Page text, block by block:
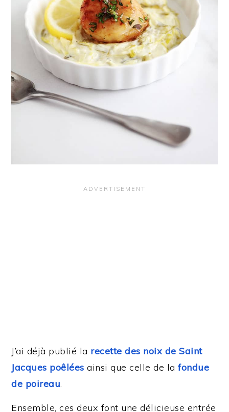
J’ai déjà publié la recette des noix de Saint
Jacques poêlées ainsi que celle de lafondue
de poireau.
Ensemble, ces deux font une délicieuse entrée